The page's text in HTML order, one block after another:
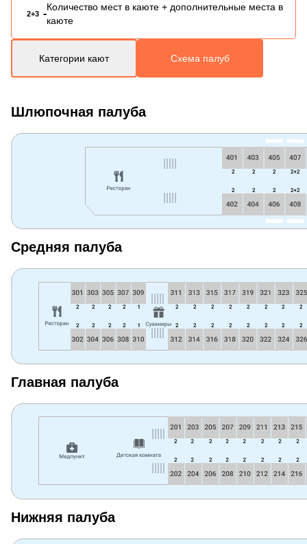
2+3 -
Количество мест в каюте + дополнительные места в
каюте
Категории кают Схема палуб
Шлюпочная палуба
Средняя палуба
Главная палуба
Нижняя палуба